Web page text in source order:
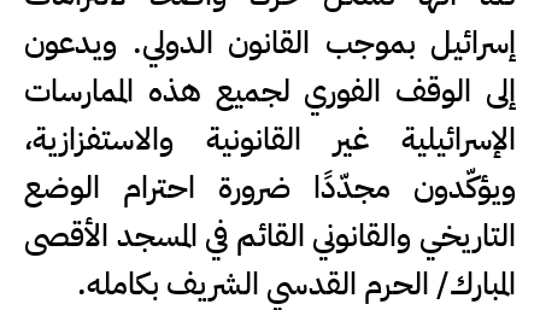
إسرائيل بموجب القانون الدولي. ويدعون
إلى الوقف الفوري لجميع هذه الممارسات
الإسرائيلية غير القانونية والاستفزازية،
ويؤكّدون مجدّدًا ضرورة احترام الوضع
التاريخي والقانوني القائم في المسجد الأقصى
المبارك/ الحرم القدسي الشريف بكامله.